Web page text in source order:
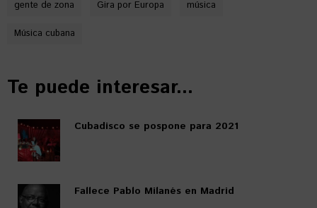
gente de zona Gira por Europa música
Música cubana
Te puede interesar...
Cubadisco se pospone para 2021
Fallece Pablo Milanés en Madrid